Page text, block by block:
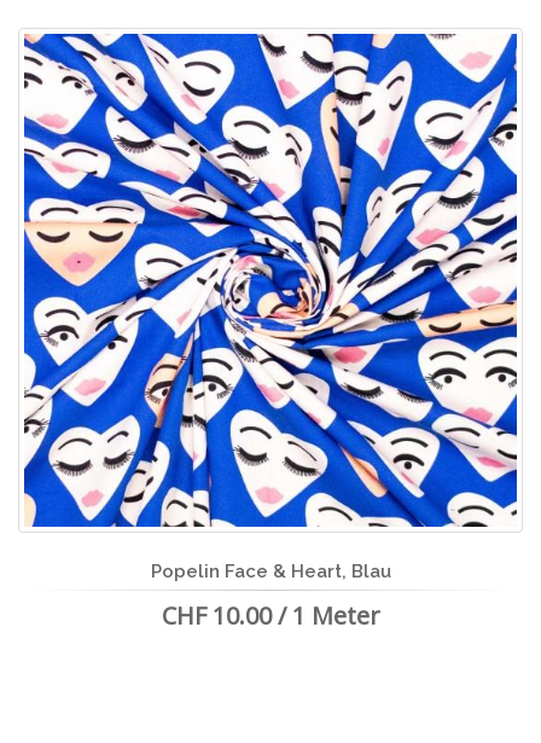
Popelin Face & Heart, Blau
CHF 10.00 / 1 Meter